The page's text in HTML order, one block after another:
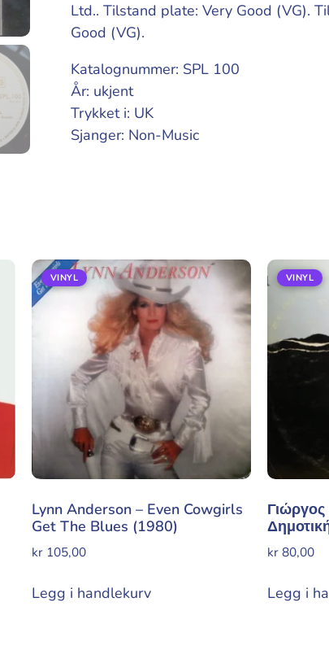
Ltd.. Tilstand plate: Very Good (VG).
Good (VG).
Katalognummer: SPL 100
År: ukjent
Trykket i: UK
Sjanger: Non-Music
VINYL
Lynn Anderson – Even Cowgirls
Get The Blues (1980)
kr 105,00
Legg i handlekurv
VINYL
kr80,00
Legg i